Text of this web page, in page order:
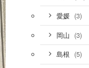
愛媛 (3)
岡山 (3)
島根 (5)